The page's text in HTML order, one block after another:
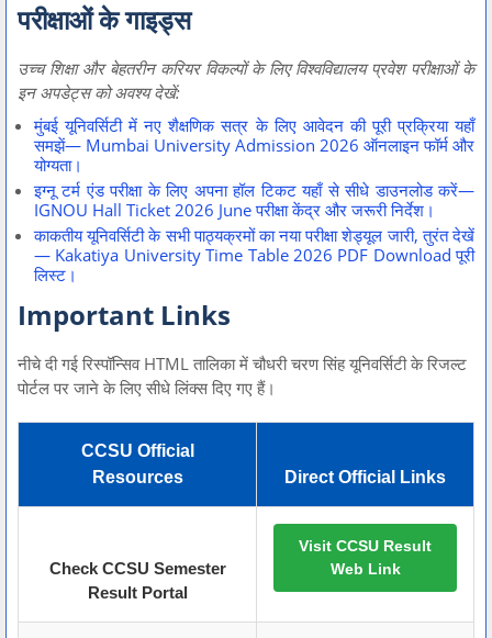
परीक्षाओं के गाइड्स
उच्च शिक्षा और बेहतरीन करियर विकल्पों के लिए विश्वविद्यालय प्रवेश परीक्षाओं के
इन अपडेट्स को अवश्य देखें:
मुंबई यूनिवर्सिटी में नए शैक्षणिक सत्र के लिए आवेदन की पूरी प्रक्रिया यहाँ
समझें— Mumbai University Admission 2026 ऑनलाइन फॉर्म और
योग्यता।
इग्नू टर्म एंड परीक्षा के लिए अपना हॉल टिकट यहाँ से सीधे डाउनलोड करें—
IGNOU Hall Ticket 2026 June परीक्षा केंद्र और जरूरी निर्देश।
काकतीय यूनिवर्सिटी के सभी पाठ्यक्रमों का नया परीक्षा शेड्यूल जारी, तुरंत देखें
— Kakatiya University Time Table 2026 PDF Download पूरी
लिस्ट।
Important Links
नीचे दी गई रिस्पॉन्सिव HTML तालिका में चौधरी चरण सिंह यूनिवर्सिटी के रिजल्ट
पोर्टल पर जाने के लिए सीधे लिंक्स दिए गए हैं।
CCSU Official
Resources
Direct Official Links
Check CCSU Semester
Result Portal
Visit CCSU Result
Web Link